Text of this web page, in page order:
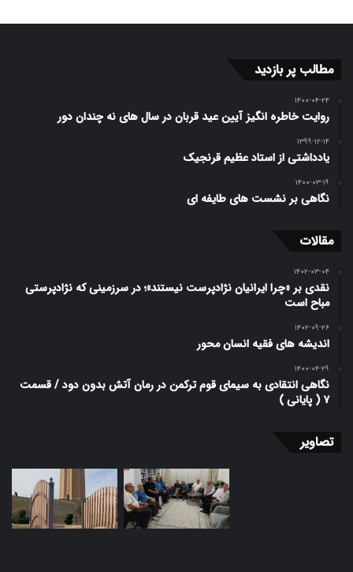
مطالب پر بازدید
۱۴۰۰-۰۴-۲۴
روایت خاطره انگیز آیین عید قربان در سال های نه چندان دور
۱۳۹۹-۱۲-۱۴
یادداشتی از استاد عظیم قرنجیک
۱۴۰۰-۰۳-۱۹
نگاهی بر نشست های طایفه ای
مقالات
۱۴۰۲-۰۳-۰۴
نقدی بر «چرا ایرانیان نژاد‌پرست نیستند»؛ در سرزمینی که نژادپرستی
مباح است
۱۴۰۲-۰۹-۲۶
اندیشه های فقیه انسان محور
۱۴۰۰-۰۴-۲۹
نگاهی انتقادی به سیمای قوم ترکمن در رمان آتش بدون دود / قسمت
۷ ( پایانی )
تصاویر